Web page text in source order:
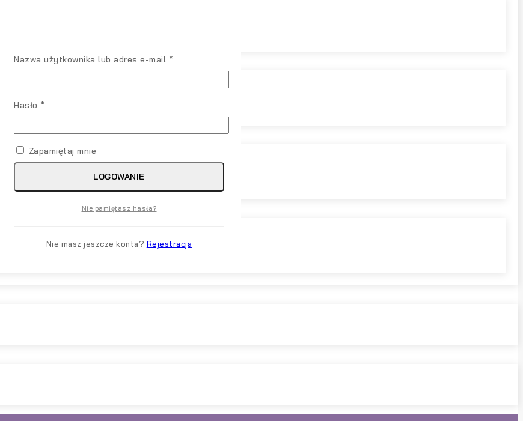
Nazwa użytkownika lub adres e-mail *
Hasło *
Zapamiętaj mnie
LOGOWANIE
Nie pamiętasz hasła?
Nie masz jeszcze konta? Rejestracja